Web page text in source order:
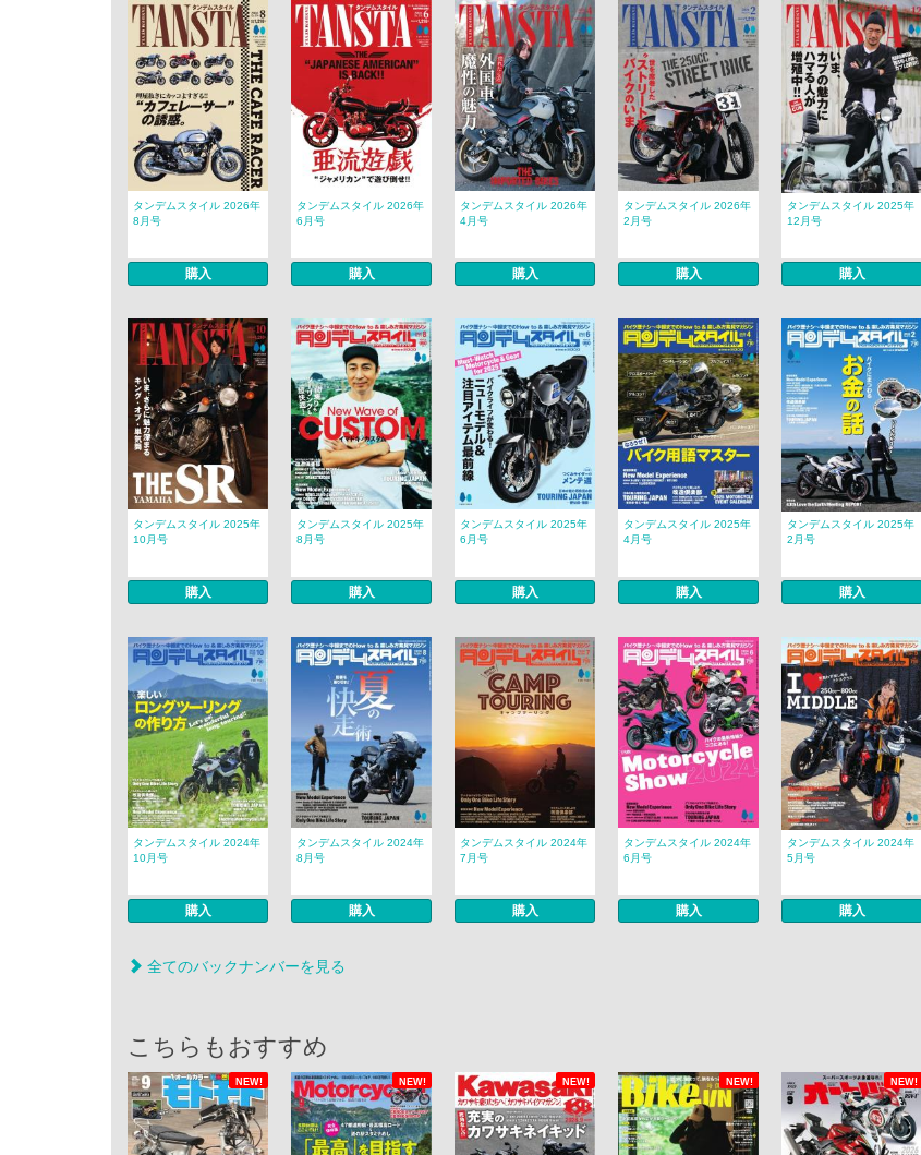
タンデムスタイル 2026年
8月号
購入
タンデムスタイル 2026年
6月号
購入
タンデムスタイル 2026年
4月号
購入
タンデムスタイル 2026年
2月号
購入
タンデムスタイル 2025年
12月号
購入
タンデムスタイル 2025年
10月号
購入
タンデムスタイル 2025年
8月号
購入
タンデムスタイル 2025年
6月号
購入
タンデムスタイル 2025年
4月号
購入
タンデムスタイル 2025年
2月号
購入
タンデムスタイル 2024年
10月号
購入
タンデムスタイル 2024年
8月号
購入
タンデムスタイル 2024年
7月号
購入
タンデムスタイル 2024年
6月号
購入
タンデムスタイル 2024年
5月号
購入
全てのバックナンバーを見る
こちらもおすすめ
NEW! NEW! NEW! NEW! NEW!